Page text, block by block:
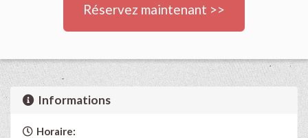
Réservez maintenant >>
Informations
Horaire: